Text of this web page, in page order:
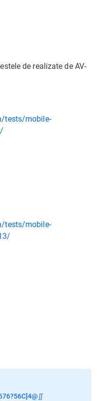
de realizate de AV-
tests/mobile-
tests/mobile-